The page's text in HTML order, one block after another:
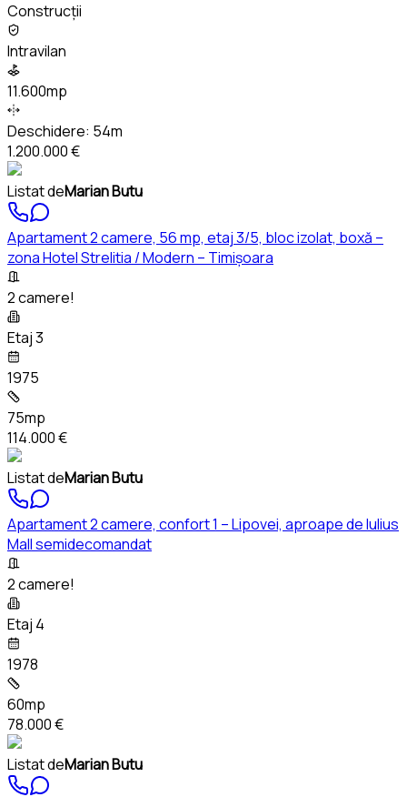
Construcții
Intravilan
11.600mp
Deschidere: 54m
1.200.000 €
Listat deMarian Butu
Apartament 2 camere, 56 mp, etaj 3/5, bloc izolat, boxă –
zona Hotel Strelitia / Modern – Timișoara
2 camere!
Etaj 3
1975
75mp
114.000 €
Listat deMarian Butu
Apartament 2 camere, confort 1 – Lipovei, aproape de Iulius
Mall semidecomandat
2 camere!
Etaj 4
1978
60mp
78.000 €
Listat deMarian Butu